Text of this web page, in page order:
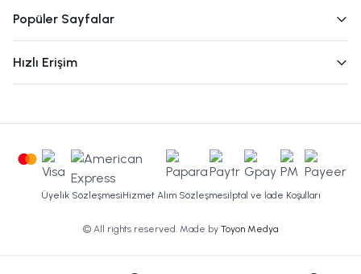
Popüler Sayfalar
Hızlı Erişim
Üyelik SözleşmesiHizmet Alım Sözleşmesiİptal ve İade Koşulları
© All rights reserved. Made by Toyon Medya